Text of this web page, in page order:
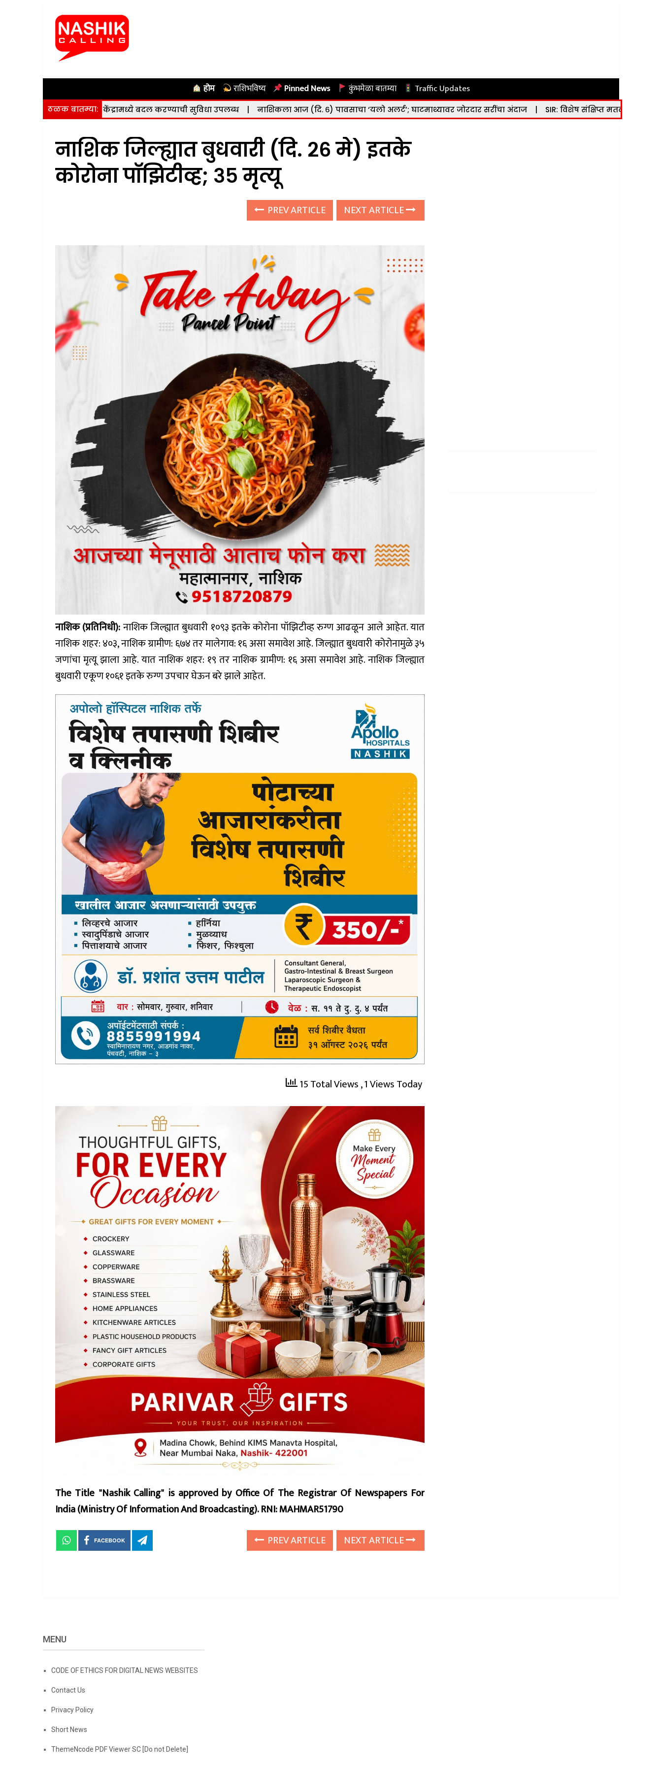
होम राशिभविष्य Pinned News कुंभमेळा बातम्या Traffic Updates
ठळक बातम्या:
करणे व केंद्रामध्ये बदल करण्याची सुविधा उपलब्ध | नाशिकला आज (दि. ६) पावसाचा ‘यलो अलर्ट’; घाटमाथ्यावर जोरदार सरींचा अंदाज | SIR: विशेष संक्षिप्त मतदार यादी पुनरीक्षण
नाशिक जिल्ह्यात बुधवारी (दि. २६ मे) इतके
कोरोना पॉझिटीव्ह; ३५ मृत्यू
PREV ARTICLE NEXT ARTICLE
नाशिक (प्रतिनिधी):नाशिक जिल्ह्यात बुधवारी १०९३ इतके कोरोना पॉझिटीव्ह रुग्ण आढळून आले आहेत. यात
नाशिक शहर: ४०३, नाशिक ग्रामीण: ६७४ तर मालेगाव: १६ असा समावेश आहे. जिल्ह्यात बुधवारी कोरोनामुळे ३५
जणांचा मृत्यू झाला आहे. यात नाशिक शहर: १९ तर नाशिक ग्रामीण: १६ असा समावेश आहे. नाशिक जिल्ह्यात
बुधवारी एकूण १०६१ इतके रुग्ण उपचार घेऊन बरे झाले आहेत.
15 Total Views, 1 Views Today
The Title "Nashik Calling" is approved by Office Of The Registrar Of Newspapers For
India (Ministry Of Information And Broadcasting). RNI: MAHMAR51790
FACEBOOK PREV ARTICLE NEXT ARTICLE
MENU
CODE OF ETHICS FOR DIGITAL NEWS WEBSITES
Contact Us
Privacy Policy
Short News
ThemeNcode PDF Viewer SC [Do not Delete]